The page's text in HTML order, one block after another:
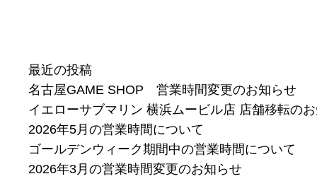
最近の投稿
名古屋GAME SHOP 営業時間変更のお知らせ
イエローサブマリン 横浜ムービル店 店舗移転の
2026年5月の営業時間について
ゴールデンウィーク期間中の営業時間について
2026年3月の営業時間変更のお知らせ